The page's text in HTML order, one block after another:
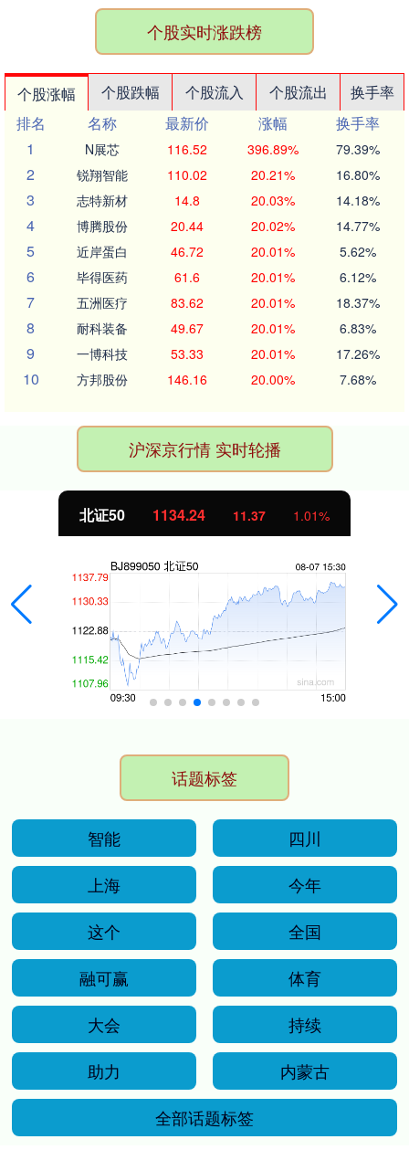
个股实时涨跌榜
个股涨幅 个股跌幅 个股流入 个股流出
换手率
排名
名称 最新价 涨幅
换手率
1
N展芯 116.52 396.89% 79.39%
2 锐翔智能 110.02 20.21% 16.80%
3 志特新材 14.8 20.03% 14.18%
4 博腾股份 20.44 20.02% 14.77%
5 近岸蛋白 46.72 20.01% 5.62%
6 毕得医药 61.6 20.01% 6.12%
7 五洲医疗 83.62 20.01% 18.37%
8 耐科装备 49.67 20.01% 6.83%
9 一博科技 53.33 20.01% 17.26%
10 方邦股份 146.16 20.00% 7.68%
沪深京行情 实时轮播
创业板指 3563.12 47.56 1.35%
话题标签
智能
四川
上海
今年
这个
全国
融可赢
体育
大会
持续
助力
内蒙古
全部话题标签